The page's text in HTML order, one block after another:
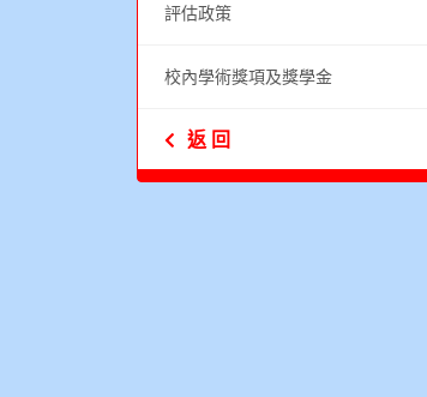
評估政策
校內學術獎項及獎學金
返 回